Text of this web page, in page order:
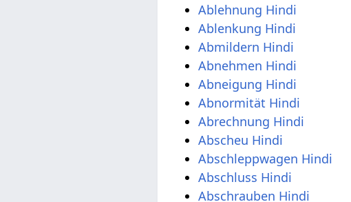
Ablehnung Hindi
Ablenkung Hindi
Abmildern Hindi
Abnehmen Hindi
Abneigung Hindi
Abnormität Hindi
Abrechnung Hindi
Abscheu Hindi
Abschleppwagen Hindi
Abschluss Hindi
Abschrauben Hindi